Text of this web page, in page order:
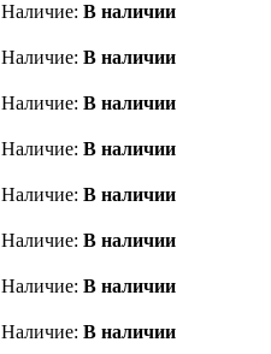
Наличие: В наличии
Наличие: В наличии
Наличие: В наличии
Наличие: В наличии
Наличие: В наличии
Наличие: В наличии
Наличие: В наличии
Наличие: В наличии